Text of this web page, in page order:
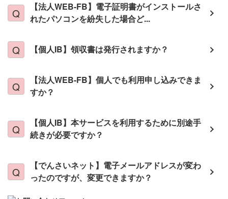
【法人WEB-FB】電子証明書がインストールさ
れたパソコンを紛失した場合ど...
【個人IB】領収書は発行されますか？
【法人WEB-FB】個人でも利用申し込みできま
すか？
【個人IB】本サービスを利用するために別途手
続きが必要ですか？
【でんさいネット】電子メールアドレスが変わ
ったのですが、変更できますか？